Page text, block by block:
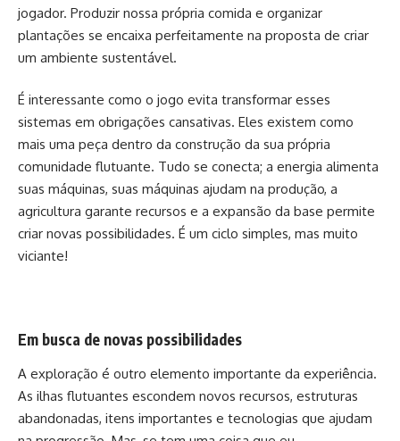
jogador. Produzir nossa própria comida e organizar
plantações se encaixa perfeitamente na proposta de criar
um ambiente sustentável.
É interessante como o jogo evita transformar esses
sistemas em obrigações cansativas. Eles existem como
mais uma peça dentro da construção da sua própria
comunidade flutuante. Tudo se conecta; a energia alimenta
suas máquinas, suas máquinas ajudam na produção, a
agricultura garante recursos e a expansão da base permite
criar novas possibilidades. É um ciclo simples, mas muito
viciante!
Em busca de novas possibilidades
A exploração é outro elemento importante da experiência.
As ilhas flutuantes escondem novos recursos, estruturas
abandonadas, itens importantes e tecnologias que ajudam